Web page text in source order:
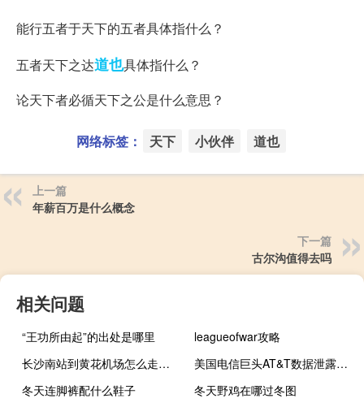
能行五者于天下的五者具体指什么？
五者天下之达道也具体指什么？
论天下者必循天下之公是什么意思？
网络标签： 天下 小伙伴 道也
上一篇
年薪百万是什么概念
下一篇
古尔沟值得去吗
相关问题
“王功所由起”的出处是哪里
leagueofwar攻略
长沙南站到黄花机场怎么走（长沙南站到黄花机场）
美国电信巨头AT&T数据泄露：涉及数百万用户信息
冬天连脚裤配什么鞋子
冬天野鸡在哪过冬图